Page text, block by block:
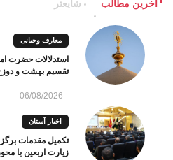
آخرین مطالب شایعتر
معارف وحیانی
استدلالات حضرت
تقسیم بهشت و
06/08/2026
اخبار آستان
تکمیل مقدمات
زیارت اربعین با